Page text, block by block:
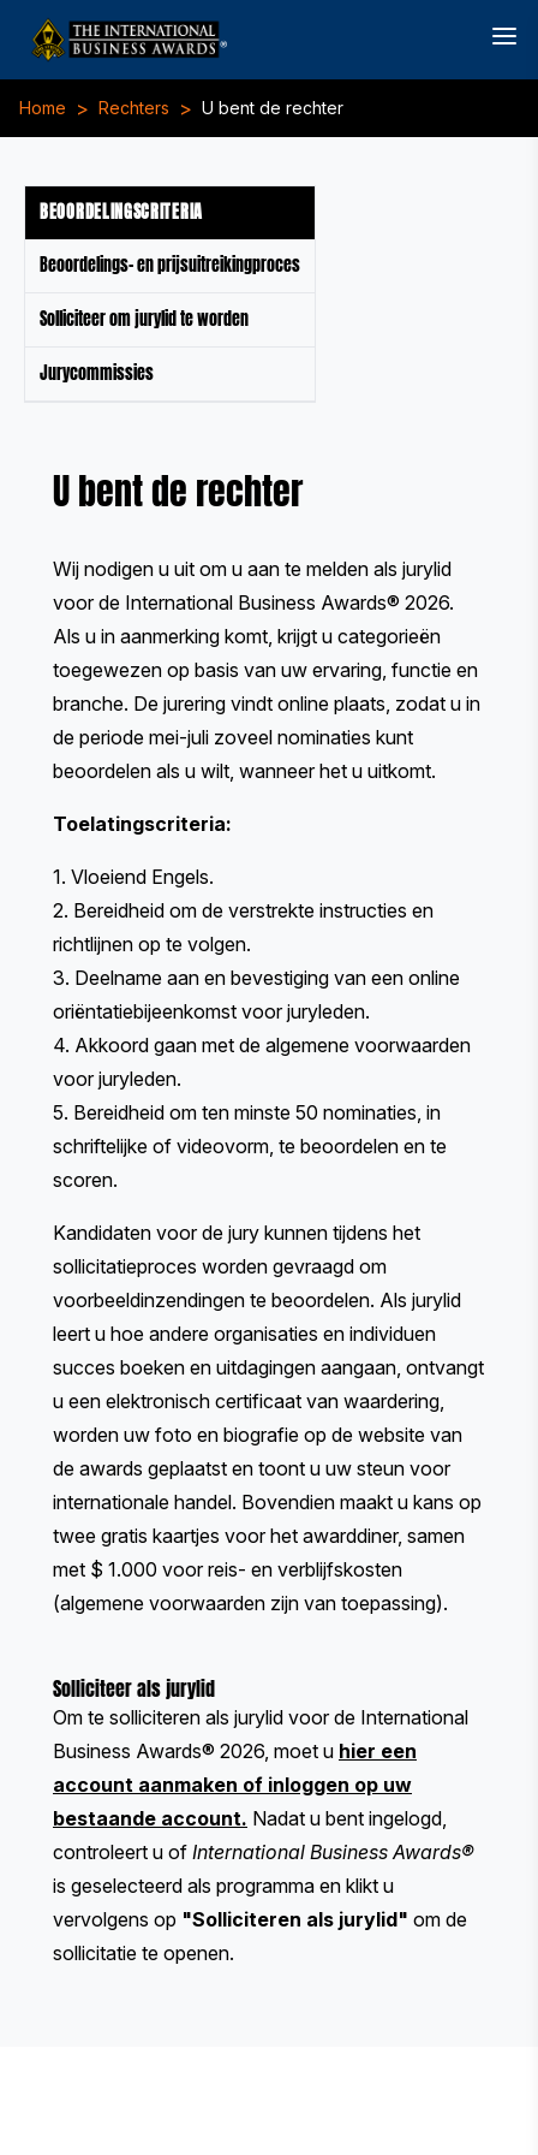
Home > Rechters > U bent de rechter
BEOORDELINGSCRITERIA
Beoordelings- en prijsuitreikingproces
Solliciteer om jurylid te worden
Jurycommissies
U bent de rechter
Wij nodigen u uit om u aan te melden als jurylid
voor de International Business Awards® 2026.
Als u in aanmerking komt, krijgt u categorieën
toegewezen op basis van uw ervaring, functie en
branche. De jurering vindt online plaats, zodat u in
de periode mei-juli zoveel nominaties kunt
beoordelen als u wilt, wanneer het u uitkomt.
Toelatingscriteria:
1. Vloeiend Engels.
2. Bereidheid om de verstrekte instructies en
richtlijnen op te volgen.
3. Deelname aan en bevestiging van een online
oriëntatiebijeenkomst voor juryleden.
4. Akkoord gaan met de algemene voorwaarden
voor juryleden.
5. Bereidheid om ten minste 50 nominaties, in
schriftelijke of videovorm, te beoordelen en te
scoren.
Kandidaten voor de jury kunnen tijdens het
sollicitatieproces worden gevraagd om
voorbeeldinzendingen te beoordelen. Als jurylid
leert u hoe andere organisaties en individuen
succes boeken en uitdagingen aangaan, ontvangt
u een elektronisch certificaat van waardering,
worden uw foto en biografie op de website van
de awards geplaatst en toont u uw steun voor
internationale handel. Bovendien maakt u kans op
twee gratis kaartjes voor het awarddiner, samen
met $ 1.000 voor reis- en verblijfskosten
(algemene voorwaarden zijn van toepassing).
Solliciteer als jurylid
Om te solliciteren als jurylid voor de International
Business Awards® 2026, moet u hier een
account aanmaken of inloggen op uw
bestaande account. Nadat u bent ingelogd,
controleert u of International Business Awards®
is geselecteerd als programma en klikt u
vervolgens op "Solliciteren als jurylid" om de
sollicitatie te openen.